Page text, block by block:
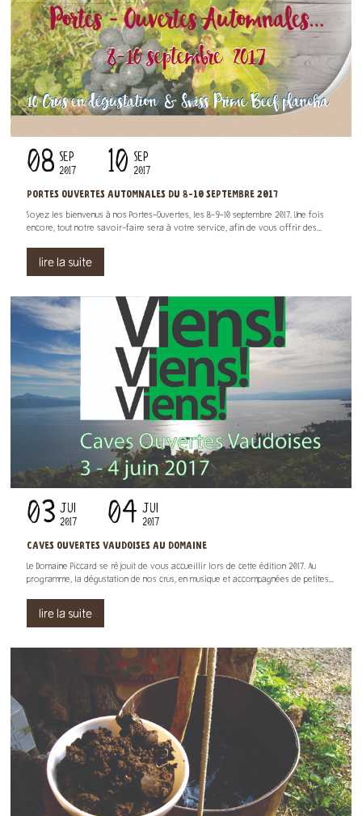
08 SEP
2017 10 SEP
2017
PORTES OUVERTES AUTOMNALES DU 8-10 SEPTEMBRE 2017
Soyez les bienvenus à nos Portes-Ouvertes, les 8-9-10 septembre 2017. Une fois
encore, tout notre savoir-faire sera à votre service, afin de vous offrir des...
lire la suite
03 JUI
2017 04 JUI
2017
CAVES OUVERTES VAUDOISES AU DOMAINE
Le Domaine Piccard se réjouit de vous accueillir lors de cette édition 2017. Au
programme, la dégustation de nos crus, en musique et accompagnées de petites...
lire la suite